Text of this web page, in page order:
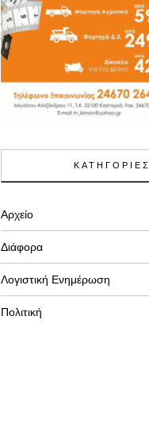
ΚΑΤΗΓΟΡΙΕΣ
Αρχείο
Διάφορα
Λογιστική Ενημέρωση
Πολιτική